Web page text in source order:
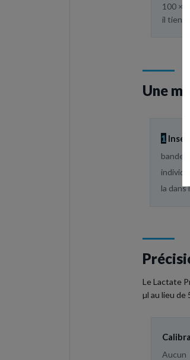
100 ×
il tient
Une
1
la dans
Le Lactate
µl au lieu de